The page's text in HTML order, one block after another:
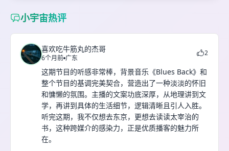
小宇宙热评
喜欢吃牛筋丸的杰哥
6个月前 广东
2
这期节目的听感非常棒，背景音乐《Blues Back》和
整个节目的基调完美契合，营造出了一种淡淡的怀旧
和慵懒的氛围。主播的文案功底深厚，从地理讲到文
学，再讲到具体的生活细节，逻辑清晰且引人入胜。
听完这期，我不仅想去东京，更想去读读太宰治的
书，这种跨媒介的感染力，正是优质播客的魅力所
在。